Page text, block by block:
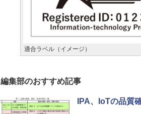
適合ラベル（イメージ）
編集部のおすすめ記事
IPA、IoTの品質